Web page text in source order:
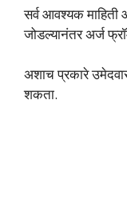
सर्व आवश्यक
जोडल्यानंतर अर्ज
अशाच प्रकारे
शकता.